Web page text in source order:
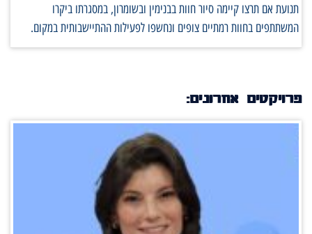
תנועת אם תרצו קיימה סיור חוות בבנימין ובשומרון, במסגרתו ביקרו
המשתתפים בחוות רמתיים צופים ונחשפו לפעילות ההתיישבותית במקום.
פרויקטים אחרונים: